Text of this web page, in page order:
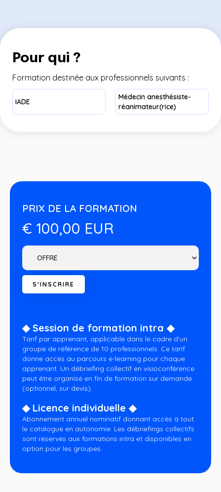
Pour qui ?
Formation destinée aux professionnels suivants :
IADE
Médecin anesthésiste-
réanimateur(rice)
PRIX DE LA FORMATION
€ 100,00 EUR
◆ Session de formation intra ◆
Tarif par apprenant, applicable dans le cadre d’un
groupe de référence de 10 professionnels. Ce tarif
donne accès au parcours e-learning pour chaque
apprenant. Un débriefing collectif en visioconférence
peut être organisé en fin de formation sur demande
(optionnel, sur devis).
◆ Licence individuelle ◆
Abonnement annuel nominatif donnant accès à tout
le catalogue en autonomie. Les débriefings collectifs
sont réservés aux formations intra et disponibles en
option pour les groupes.